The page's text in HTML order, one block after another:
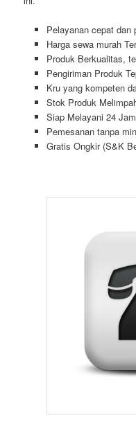
Pelayanan cepat dan
Harga sewa murah
Produk Berkualitas,
Pengiriman Produk
Kru yang kompeten
Stok Produk
Siap Melayani 24
Pemesanan tanpa
Gratis Ongkir (S&K